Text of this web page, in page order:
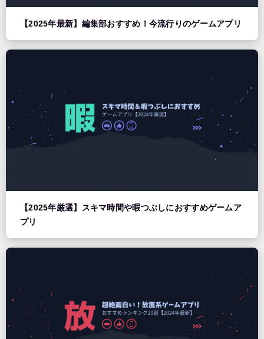
【2025年最新】編集部おすすめ！今流行りのゲームアプリ
【2025年厳選】スキマ時間や暇つぶしにおすすめゲームア
プリ